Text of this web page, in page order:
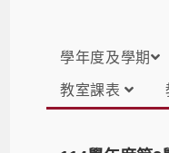
學年度及學期
教室課表